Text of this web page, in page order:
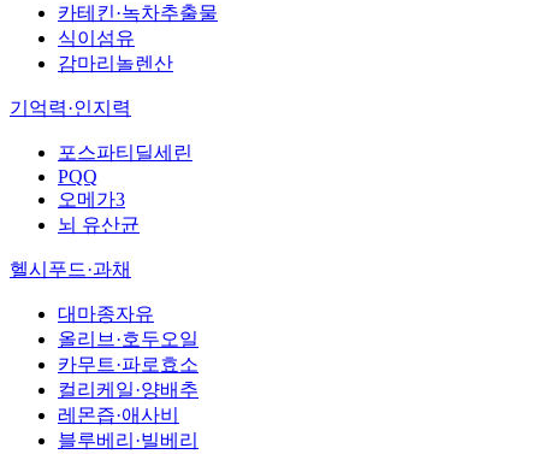
카테킨·녹차추출물
식이섬유
감마리놀렌산
기억력·인지력
포스파티딜세린
PQQ
오메가3
뇌 유산균
헬시푸드·과채
대마종자유
올리브·호두오일
카무트·파로효소
컬리케일·양배추
레몬즙·애사비
블루베리·빌베리